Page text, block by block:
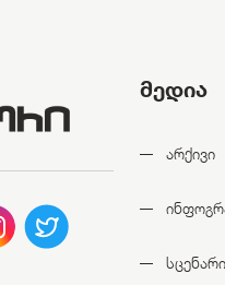
მედია
არქივი
სცენარი